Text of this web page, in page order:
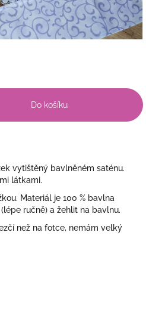
Do košíku
vytištěný bavlněném saténu.
látkami.
Materiál je 100 % bavlna
ručně) a žehlit na bavlnu.
než na fotce, nemám velký